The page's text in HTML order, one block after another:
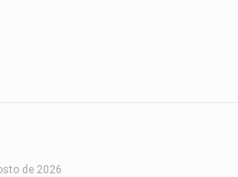
de 2026